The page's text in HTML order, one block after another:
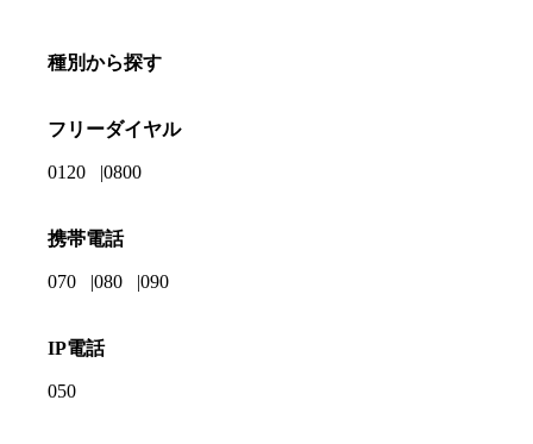
種別から探す
フリーダイヤル
0120 0800
携帯電話
070 080 090
IP電話
050